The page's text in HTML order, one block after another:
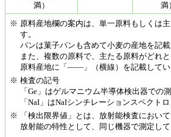
満）
満
※ 原料産地欄の案内は、単一原料もしくは
す。
パンは菓子パンも含めて小麦の産地を記
また、複数の原料で、主たる原料がどれ
原料産地に「――」（横線）を記載して
※ 検査の記号
「Ge」はゲルマニウム半導体検出器での
「NaI」はNaIシンチレーションスペクト
※
「検出限界値」とは、放射能検査におい
放射能の特性として、同じ機器で測定し